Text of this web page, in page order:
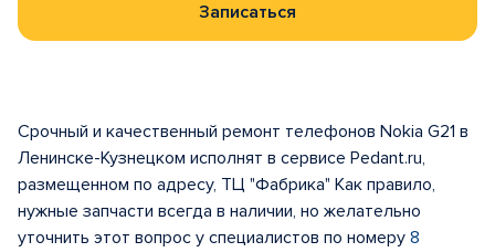
Записаться
Срочный и качественный ремонт телефонов Nokia G21 в
Ленинске-Кузнецком исполнят в сервисе Pedant.ru,
размещенном по адресу, ТЦ "Фабрика" Как правило,
нужные запчасти всегда в наличии, но желательно
уточнить этот вопрос у специалистов по номеру 8